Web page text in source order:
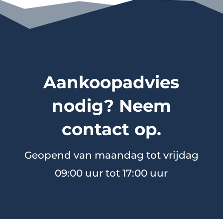
Aankoopadvies
nodig? Neem
contact op.
Geopend van maandag tot vrijdag
09:00 uur tot 17:00 uur